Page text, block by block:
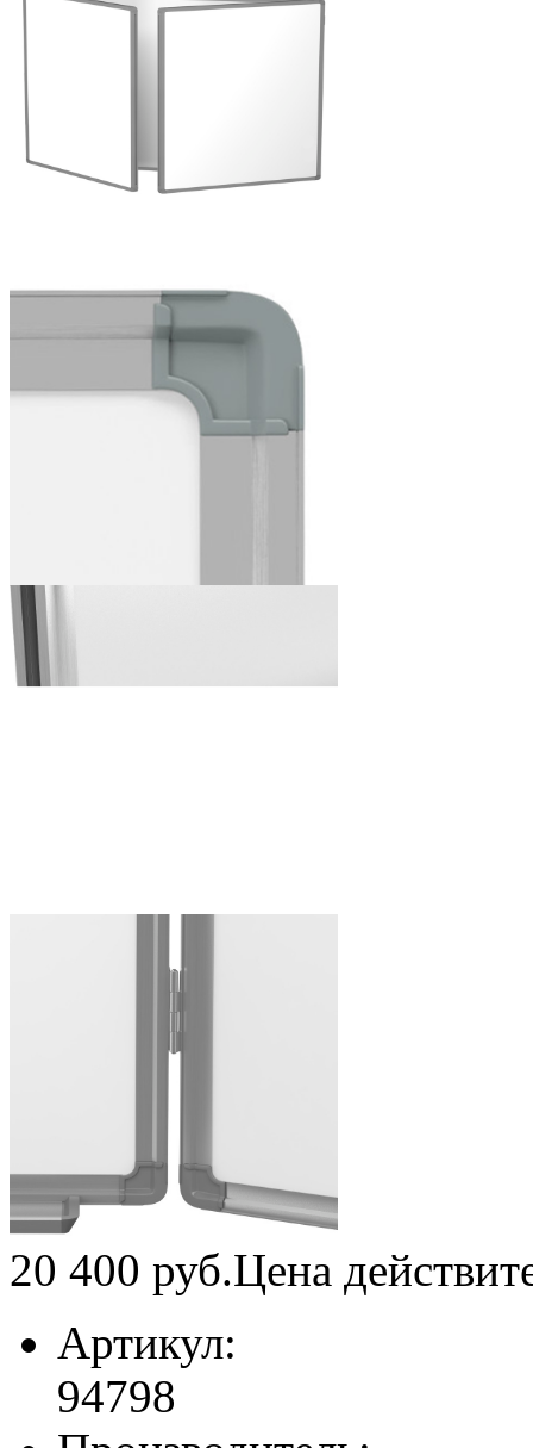
20 400 руб.Цена
Артикул:
94798